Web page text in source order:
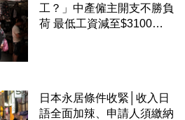
工？」中產僱主開支不勝負
荷 最低工資減至$3100蚊
日本永居條件收緊│收入日
語全面加辣、申請人須繳納